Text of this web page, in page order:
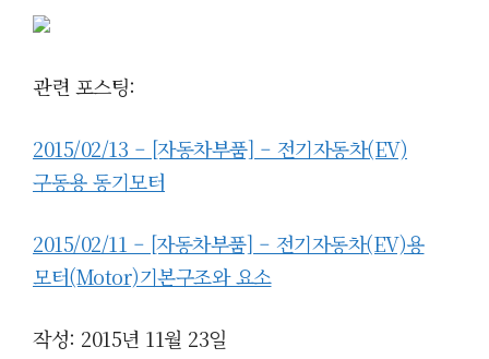
관련 포스팅:
2015/02/13 – [자동차부품] – 전기자동차(EV)
구동용 동기모터
2015/02/11 – [자동차부품] – 전기자동차(EV)용
모터(Motor)기본구조와 요소
작성: 2015년 11월 23일